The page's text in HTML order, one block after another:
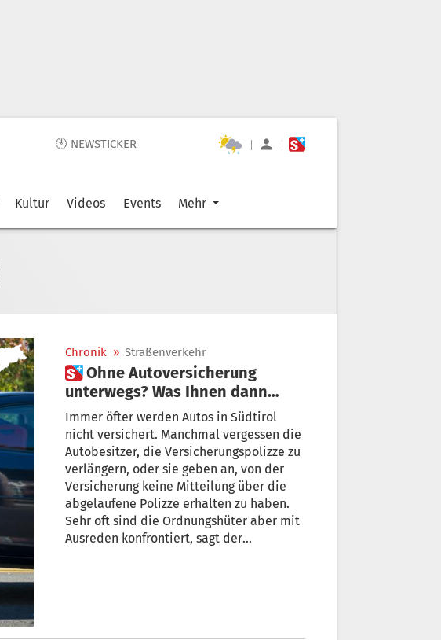
🕙 NEWSTICKER | |
Kultur Videos Events Mehr
Chronik » Straßenverkehr
 Ohne Autoversicherung
unterwegs? Was Ihnen dann
droht
Immer öfter werden Autos in Südtirol
nicht versichert. Manchmal vergessen die
Autobesitzer, die Versicherungspolizze zu
verlängern, oder sie geben an, von der
Versicherung keine Mitteilung über die
abgelaufene Polizze erhalten zu haben.
Sehr oft sind die Ordnungshüter aber mit
Ausreden konfrontiert, sagt der